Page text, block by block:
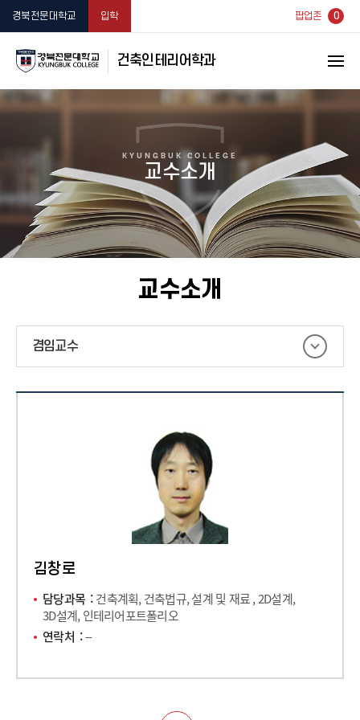
경북전문대학교 입학 팝업존 0
건축인테리어학과
KYUNGBUK COLLEGE
교수소개
교수소개
겸임교수
김창로
담당과목
건축계획, 건축법규, 설계 및 재료 , 2D설계,
3D설계, 인테리어포트폴리오
연락처
--